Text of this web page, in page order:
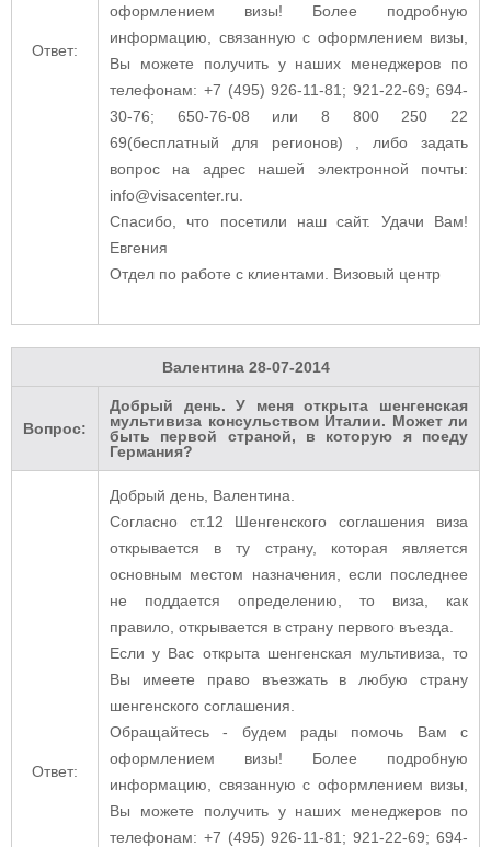
Ответ:
оформлением визы! Более подробную
информацию, связанную с оформлением визы,
Вы можете получить у наших менеджеров по
телефонам: +7 (495) 926-11-81; 921-22-69; 694-
30-76; 650-76-08 или 8 800 250 22
69(бесплатный для регионов) , либо задать
вопрос на адрес нашей электронной почты:
info@visacenter.ru.
Спасибо, что посетили наш сайт. Удачи Вам!
Евгения
Отдел по работе с клиентами. Визовый центр
Валентина 28-07-2014
Вопрос:
Добрый день. У меня открыта шенгенская
мультивиза консульством Италии. Может ли
быть первой страной, в которую я поеду
Германия?
Ответ:
Добрый день, Валентина.
Согласно ст.12 Шенгенского соглашения виза
открывается в ту страну, которая является
основным местом назначения, если последнее
не поддается определению, то виза, как
правило, открывается в страну первого въезда.
Если у Вас открыта шенгенская мультивиза, то
Вы имеете право въезжать в любую страну
шенгенского соглашения.
Обращайтесь - будем рады помочь Вам с
оформлением визы! Более подробную
информацию, связанную с оформлением визы,
Вы можете получить у наших менеджеров по
телефонам: +7 (495) 926-11-81; 921-22-69; 694-